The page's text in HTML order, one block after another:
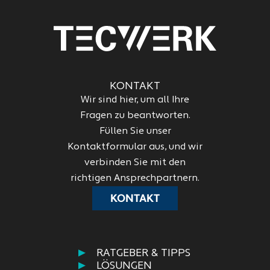
RATGEBER & TIPPS
LÖSUNGEN
KONTAKT
Wir sind hier, um all Ihre
Fragen zu beantworten.
Füllen Sie unser
Kontaktformular aus, und wir
verbinden Sie mit den
richtigen Ansprechpartnern.
KONTAKT